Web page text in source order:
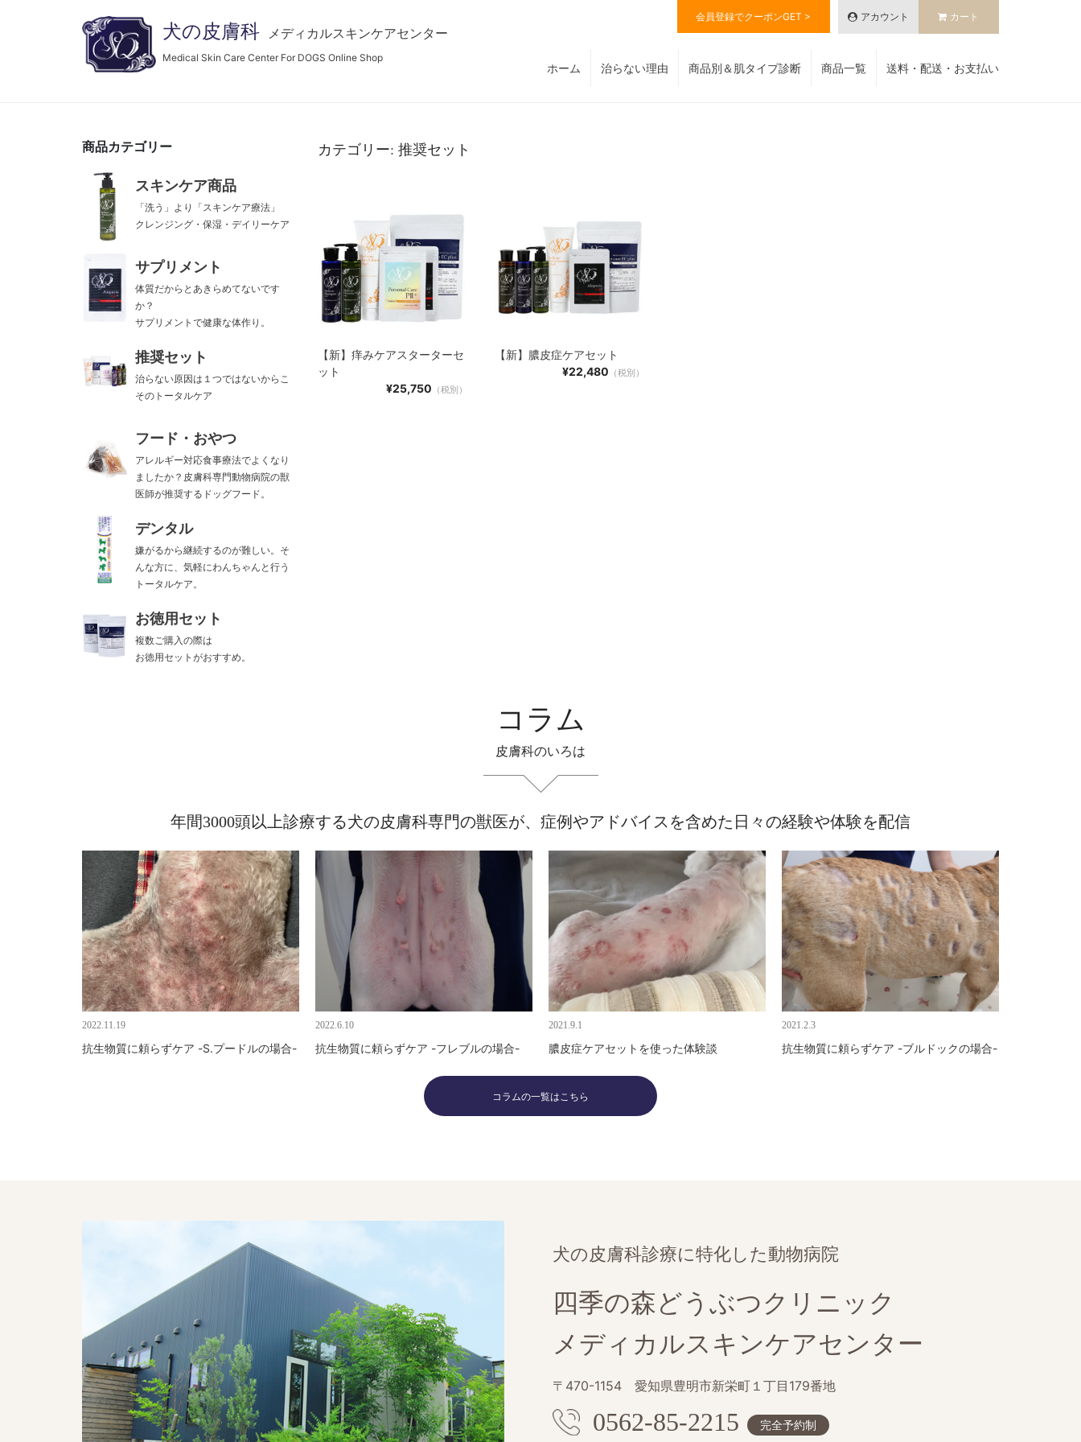
犬の皮膚科 メディカルスキンケアセンター
Medical Skin Care Center For DOGS Online Shop
会員登録でクーポンGET > アカウント カート
ホーム 治らない理由 商品別＆肌タイプ診断 商品一覧 送料・配送・お支払い
カテゴリー: 推奨セット
【新】痒みケアスターターセ
ット
¥25,750 （税別）
【新】膿皮症ケアセット
¥22,480 （税別）
商品カテゴリー
スキンケア商品
「洗う」より「スキンケア療法」
クレンジング・保湿・デイリーケア
サプリメント
体質だからとあきらめてないです
か？
サプリメントで健康な体作り。
推奨セット
治らない原因は１つではないからこ
そのトータルケア
フード・おやつ
アレルギー対応食事療法でよくなり
ましたか？皮膚科専門動物病院の獣
医師が推奨するドッグフード。
デンタル
嫌がるから継続するのが難しい。そ
んな方に、気軽にわんちゃんと行う
トータルケア。
お徳用セット
複数ご購入の際は
お徳用セットがおすすめ。
コラム
皮膚科のいろは
年間3000頭以上診療する犬の皮膚科専門の獣医が、症例やアドバイスを含めた日々の経験や体験を配信
2022.11.19
抗生物質に頼らずケア -S.プードルの場合-
2022.6.10
抗生物質に頼らずケア -フレブルの場合-
2021.9.1
膿皮症ケアセットを使った体験談
2021.2.3
抗生物質に頼らずケア -ブルドックの場合-
コラムの一覧はこちら
犬の皮膚科診療に特化した動物病院
四季の森どうぶつクリニック
メディカルスキンケアセンター
〒470-1154 愛知県豊明市新栄町１丁目179番地
0562-85-2215 完全予約制